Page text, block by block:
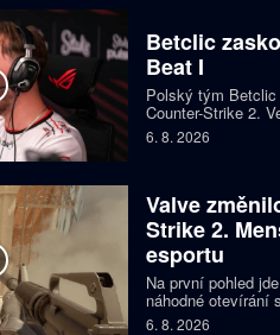
Betclic
Beat I
Polský tým
Counter-Strike 2.
favorizovaným
6. 8. 2026
Valve
Strike 2.
esportu
Na první pohled
náhodné otevírání
si přímo
6. 8. 2026